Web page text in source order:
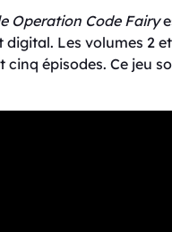
Operation Code Fairy
Les volumes 2
épisodes. Ce jeu